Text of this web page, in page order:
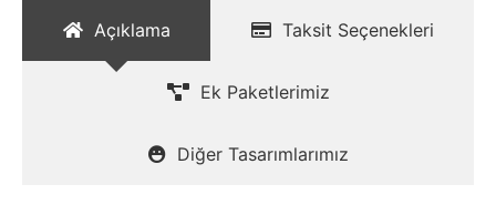
Açıklama Taksit Seçenekleri
Ek Paketlerimiz
Diğer Tasarımlarımız